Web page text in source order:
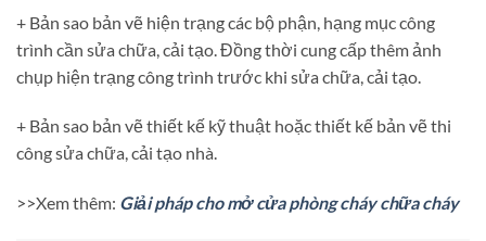
+ Bản sao bản vẽ hiện trạng các bộ phận, hạng mục công
trình cần sửa chữa, cải tạo. Đồng thời cung cấp thêm ảnh
chụp hiện trạng công trình trước khi sửa chữa, cải tạo.
+ Bản sao bản vẽ thiết kế kỹ thuật hoặc thiết kế bản vẽ thi
công sửa chữa, cải tạo nhà.
>>Xem thêm: Giải pháp cho mở cửa phòng cháy chữa cháy